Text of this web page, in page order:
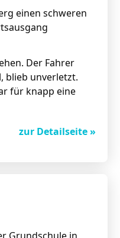
einen schweren
Der Fahrer
blieb unverletzt.
für knapp eine
zur Detailseite »